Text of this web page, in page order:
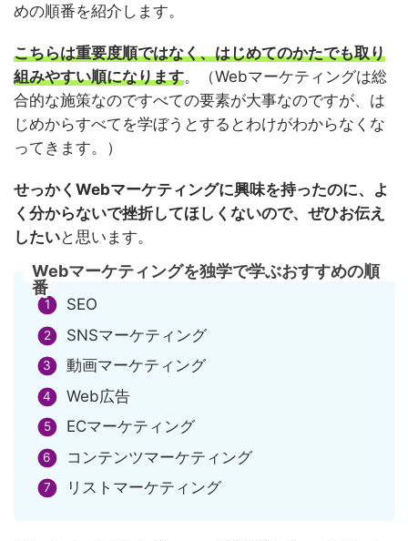
めの順番を紹介します。
こちらは重要度順ではなく、はじめてのかたでも取り
組みやすい順になります。（Webマーケティングは総
合的な施策なのですべての要素が大事なのですが、は
じめからすべてを学ぼうとするとわけがわからなくな
ってきます。）
せっかくWebマーケティングに興味を持ったのに、よ
く分からないで挫折してほしくないので、ぜひお伝え
したいと思います。
Webマーケティングを独学で学ぶおすすめの順
番
SEO
SNSマーケティング
動画マーケティング
Web広告
ECマーケティング
コンテンツマーケティング
リストマーケティング